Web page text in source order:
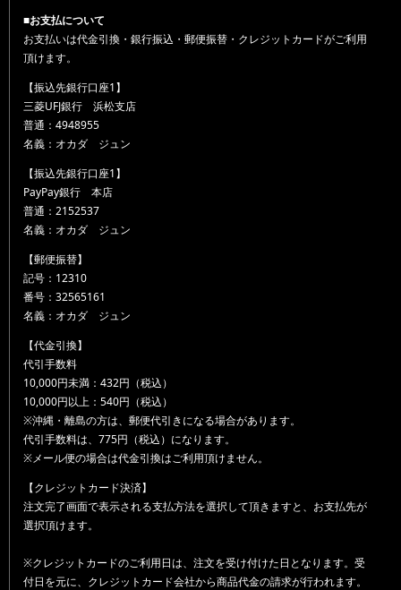
■お支払について
お支払いは代金引換・銀行振込・郵便振替・クレジットカードがご利用
頂けます。
【振込先銀行口座1】
三菱UFJ銀行 浜松支店
普通：4948955
名義：オカダ ジュン
【振込先銀行口座1】
PayPay銀行 本店
普通：2152537
名義：オカダ ジュン
【郵便振替】
記号：12310
番号：32565161
名義：オカダ ジュン
【代金引換】
代引手数料
10,000円未満：432円（税込）
10,000円以上：540円（税込）
※沖縄・離島の方は、郵便代引きになる場合があります。
代引手数料は、775円（税込）になります。
※メール便の場合は代金引換はご利用頂けません。
【クレジットカード決済】
注文完了画面で表示される支払方法を選択して頂きますと、お支払先が
選択頂けます。
※クレジットカードのご利用日は、注文を受け付けた日となります。受
付日を元に、クレジットカード会社から商品代金の請求が行われます。